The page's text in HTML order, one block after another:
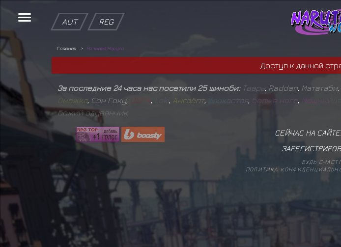
AUT REG
Главная Ролевая Наруто
Доступ к данной
За последние 24 часа нас посетили 25 шиноби: Тварь Raddan Мататаби
Омежка Сон Гоку, E FIX k i, Ангаёпт, Блохастая, боль в ноге Мощ
божий одуванчик
СЕЙЧАС НА
БУДЬ
ПОЛИТИКА